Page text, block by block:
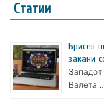
Статии
Брисел
закани
Западот
Валета